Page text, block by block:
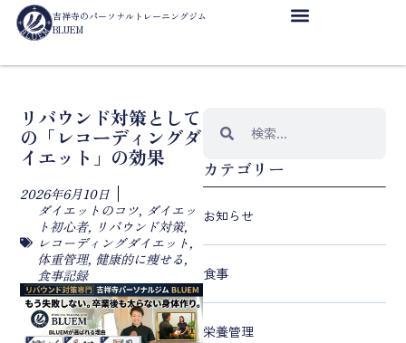
吉祥寺のパーソナルトレーニングジム
BLUEM
リバウンド対策として
の「レコーディングダ
イエット」の効果
2026年6月10日
ダイエットのコツ, ダイエッ
ト初心者, リバウンド対策,
レコーディングダイエット,
体重管理, 健康的に痩せる,
食事記録
カテゴリー
お知らせ
食事
栄養管理